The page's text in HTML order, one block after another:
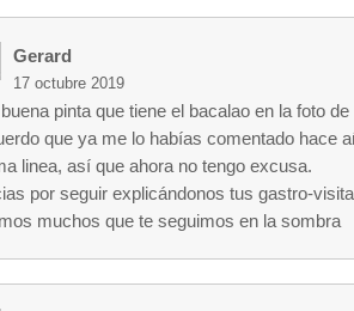
Gerard
17 octubre 2019
pinta que tiene el bacalao en la foto
que ya me lo habías comentado hace
linea, así que ahora no tengo excusa.
por seguir explicándonos tus gastro-
muchos que te seguimos en la sombra